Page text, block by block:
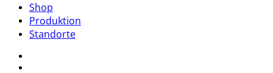
Shop
Produktion
Standorte